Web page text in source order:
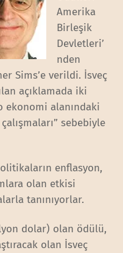
Amerika
Birleşik
Devletleri’
nden
Sims’e verildi. İsveç
açıklamada iki
ekonomi alanındaki
sebebiyle
enflasyon,
olan etkisi
tanınıyorlar.
dolar) olan ödülü,
olan İsveç